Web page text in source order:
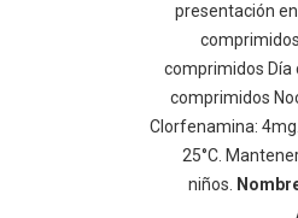
presentación
comprimidos Día
comprimidos
Clorfenamina: 4mg.
25°C.
niños.
Enlaces de
Inicio
Acerca de
Productos
Servicios
Política de